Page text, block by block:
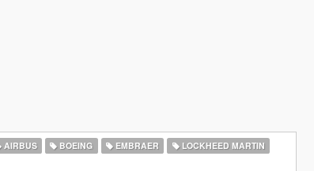
AIRBUS BOEING EMBRAER
LOCKHEED MARTIN